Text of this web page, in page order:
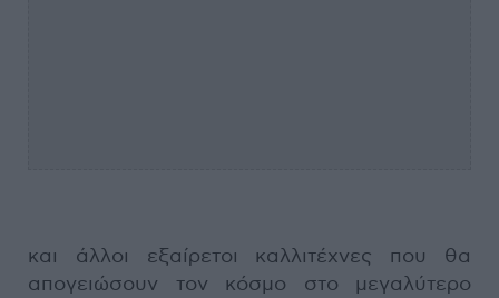
και άλλοι εξαίρετοι καλλιτέχνες που θα
απογειώσουν τον κόσμο στο μεγαλύτερο